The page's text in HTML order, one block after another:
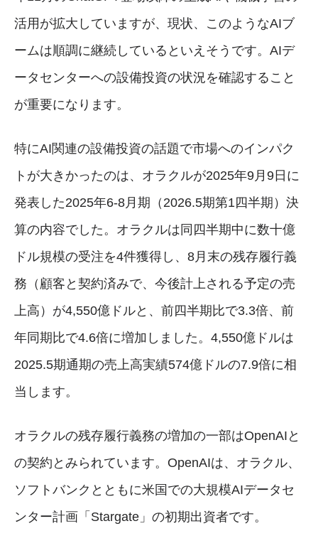
活用が拡大していますが、現状、このようなAIブ
ームは順調に継続しているといえそうです。AIデ
ータセンターへの設備投資の状況を確認すること
が重要になります。
特にAI関連の設備投資の話題で市場へのインパク
トが大きかったのは、オラクルが2025年9月9日に
発表した2025年6-8月期（2026.5期第1四半期）決
算の内容でした。オラクルは同四半期中に数十億
ドル規模の受注を4件獲得し、8月末の残存履行義
務（顧客と契約済みで、今後計上される予定の売
上高）が4,550億ドルと、前四半期比で3.3倍、前
年同期比で4.6倍に増加しました。4,550億ドルは
2025.5期通期の売上高実績574億ドルの7.9倍に相
当します。
オラクルの残存履行義務の増加の一部はOpenAIと
の契約とみられています。OpenAIは、オラクル、
ソフトバンクとともに米国での大規模AIデータセ
ンター計画「Stargate」の初期出資者です。